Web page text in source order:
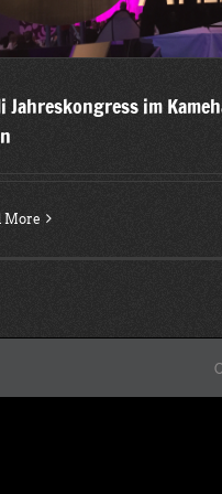
Jahreskongress im
More